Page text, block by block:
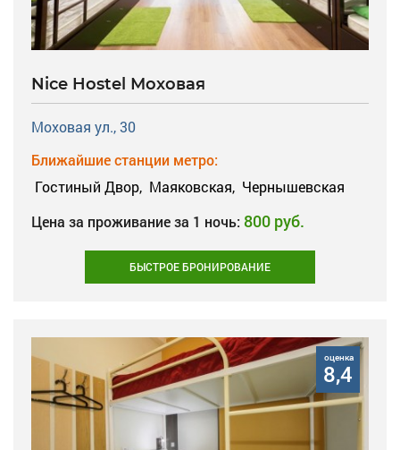
Nice Hostel Моховая
Моховая ул., 30
Ближайшие станции метро:
Гостиный Двор, Маяковская, Чернышевская
Цена за проживание за 1 ночь: 800 руб.
БЫСТРОЕ БРОНИРОВАНИЕ
оценка
8,4